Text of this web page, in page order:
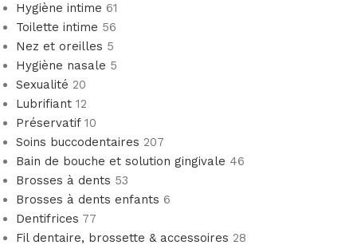
Hygiène intime 61
Toilette intime 56
Nez et oreilles 5
Hygiène nasale 5
Sexualité 20
Lubrifiant 12
Préservatif 10
Soins buccodentaires 207
Bain de bouche et solution gingivale 46
Brosses à dents 53
Brosses à dents enfants 6
Dentifrices 77
Fil dentaire, brossette & accessoires 28